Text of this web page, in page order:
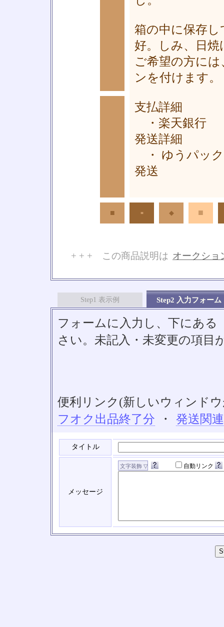
箱の中に保存
好。しみ、日
ご希望の方に
ンを付けます。
支払詳細
・楽天銀行
発送詳細
・ ゆうパッ
発送
■ ■ ◆ ■
+ + + この商品説明は オークショ
Step1 表示例 Step2 入力フォーム
フォームに入力し、下にあ
さい。未記入・未変更の項目
便利リンク(新しいウィンド
フオク出品終了分
・ 発送関
タイトル
メッセージ
自動リンク